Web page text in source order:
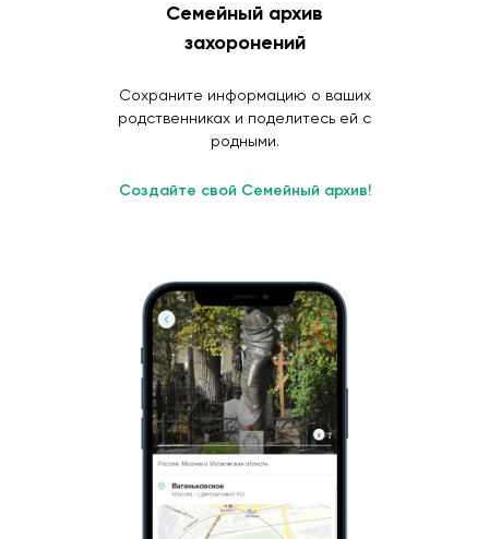
Семейный архив
захоронений
Сохраните информацию о ваших
родственниках и поделитесь ей с
родными.
Создайте свой Семейный архив!